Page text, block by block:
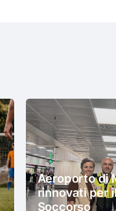
Aeroporto di
rinnovati per
Soccorso